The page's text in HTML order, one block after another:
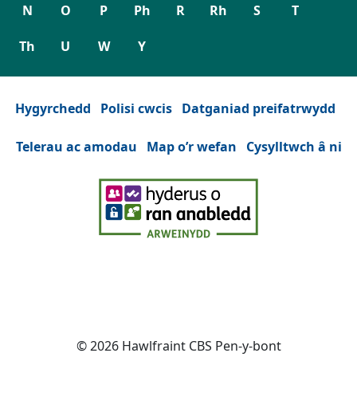
N O P Ph R Rh S T
Th U W Y
Hygyrchedd Polisi cwcis Datganiad preifatrwydd
Telerau ac amodau Map o’r wefan Cysylltwch â ni
© 2026 Hawlfraint CBS Pen-y-bont